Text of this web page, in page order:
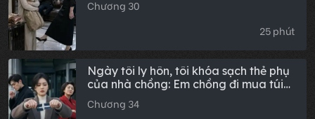
thoát, tổng thiệt hại hai triệu.
Chương 30
25 phút
Ngày tôi ly hôn, tôi khóa sạch thẻ phụ
của nhà chồng: Em chồng đi mua túi
xách phát hiện số dư bằng 0, về nhà
tát mẹ chồng một cái: Tiền mua
Chương 34